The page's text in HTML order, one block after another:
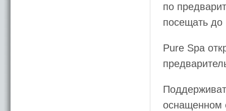
по
посещать до
Pure Spa
оснащенном